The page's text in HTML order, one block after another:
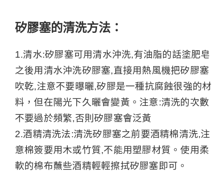
矽膠塞的清洗方法：
1.清水:矽膠塞可用清水沖洗,有油脂的話塗肥皂
之後用清水沖洗矽膠塞,直接用熱風機把矽膠塞
吹乾,注意不要曝曬,矽膠是一種抗腐蝕很強的材
料，但在陽光下久曬會變黃。注意:清洗的次數
不要過於頻繁,否則矽膠塞會泛黃
2.酒精清洗法:清洗矽膠塞之前要酒精棉清洗,注
意棉簽要用木或竹質,不能用塑膠材質。使用柔
軟的棉布蘸些酒精輕輕擦拭矽膠塞即可。